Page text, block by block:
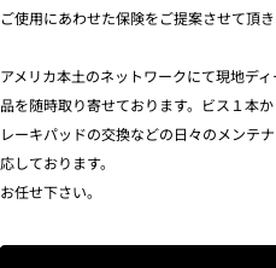
ご使用にあわせた保険をご提案させて頂き
アメリカ本土のネットワークにて現地デ
品を随時取り寄せております。ビス１本
レーキパッドの交換などの日々のメンテ
応しております。
お任せ下さい。